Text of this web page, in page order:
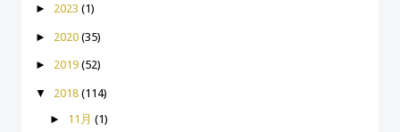
► 2023 (1)
► 2020 (35)
► 2019 (52)
▼ 2018 (114)
► 11月 (1)